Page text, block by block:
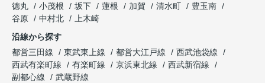
徳丸
小茂根 坂下 蓮根 加賀 清水町
豊玉南
谷原
中村北
上木崎
沿線から探す
都営三田線
東武東上線 都営大江戸線
西武池袋線
西武有楽町線
有楽町線 京浜東北線
西武新宿線
副都心線
武蔵野線